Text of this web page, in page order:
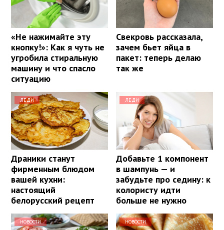
«Не нажимайте эту
кнопку!»: Как я чуть не
угробила стиральную
машину и что спасло
ситуацию
Свекровь рассказала,
зачем бьет яйца в
пакет: теперь делаю
так же
ЛЕДИ
Драники станут
фирменным блюдом
вашей кухни:
настоящий
белорусский рецепт
ЛЕДИ
Добавьте 1 компонент
в шампунь — и
забудьте про седину: к
колористу идти
больше не нужно
НОВОСТИ НОВОСТИ